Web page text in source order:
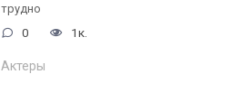
трудно
0 1к.
Актеры